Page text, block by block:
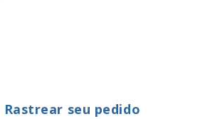
seu pedido